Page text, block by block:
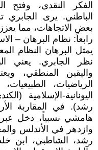
الفكر النقدي، وفتح
الباطني. يرى الجابري
بعض الاتجاهات، مما
رابعاً: نظام البرهان –
يمثل البرهان النظام
نظر الجابري. يعني
واليقين المنطقي،
الرياضيات،
اليونانية-الإسلامية
رشد). في المقاربة
هامشي نسبياً، دخل
وازدهر في الأندلس
رشد، الشاطبي، ابن